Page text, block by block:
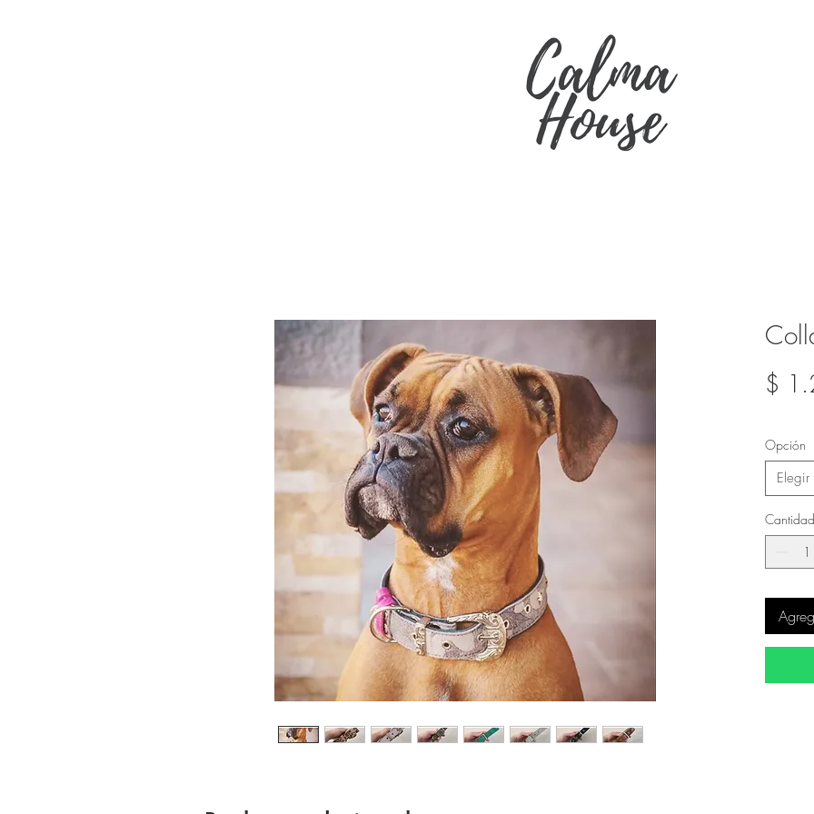
$
Opción
Elegir
Cantidad